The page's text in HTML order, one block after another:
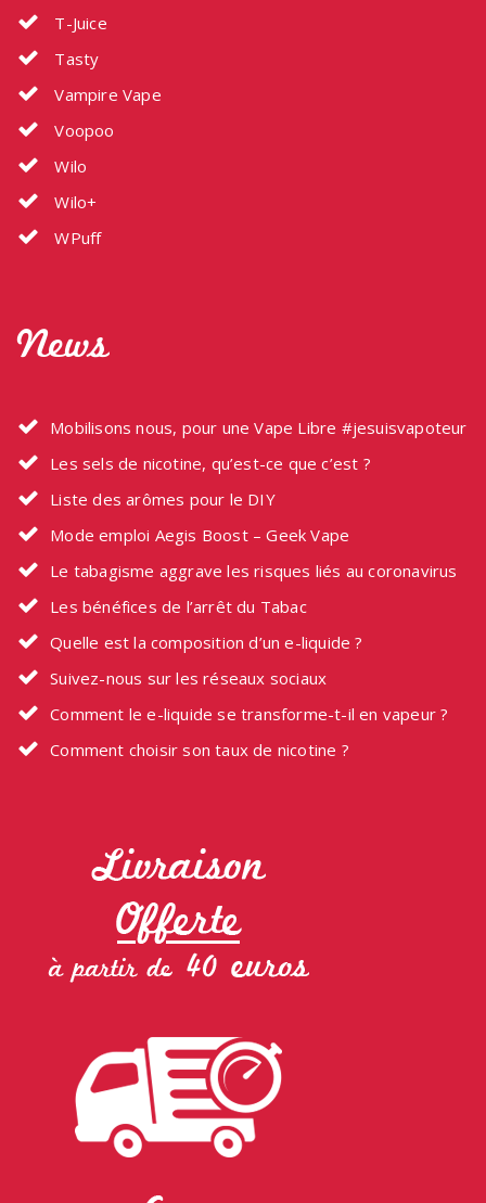
T-Juice
Tasty
Vampire Vape
Voopoo
Wilo
Wilo+
WPuff
News
Mobilisons nous, pour une Vape Libre #jesuisvapoteur
Les sels de nicotine, qu’est-ce que c’est ?
Liste des arômes pour le DIY
Mode emploi Aegis Boost – Geek Vape
Le tabagisme aggrave les risques liés au coronavirus
Les bénéfices de l’arrêt du Tabac
Quelle est la composition d’un e-liquide ?
Suivez-nous sur les réseaux sociaux
Comment le e-liquide se transforme-t-il en vapeur ?
Comment choisir son taux de nicotine ?